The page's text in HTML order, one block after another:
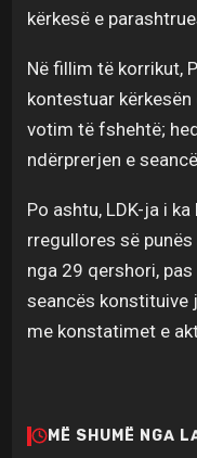
kërkesë e
Në fillim të korrikut,
kontestuar
votim të fshehtë;
ndërprerjen e
Po ashtu, LDK-ja i
rregullores së
nga 29 qershori,
seancës konstituive
me konstatimet e
MË SHUMË NGA